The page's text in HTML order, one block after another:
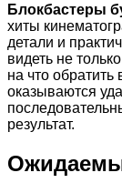
Блокбастеры
хиты
детали и
видеть не
на что
оказываются
результат.